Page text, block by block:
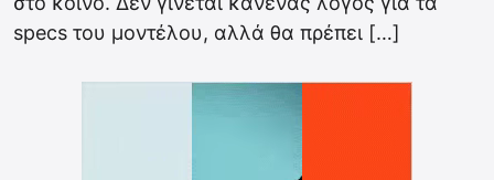
specs του μοντέλου, αλλά θα πρέπει […]